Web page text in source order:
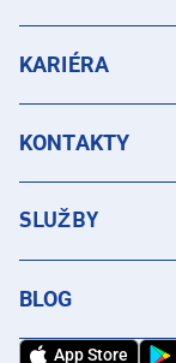
KARIÉRA
KONTAKTY
SLUŽBY
BLOG
App Store